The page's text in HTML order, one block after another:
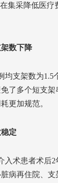
集采降低医
数下降
均支架数为
了多个短支
更加规范。
定
入术患者术后
病再住院、